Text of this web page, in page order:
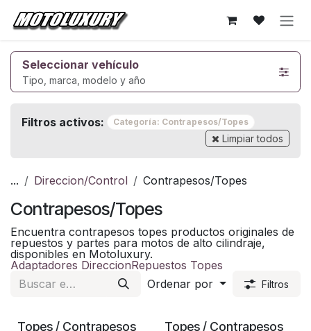
Ir al contenido
Seleccionar vehículo
Tipo, marca, modelo y año
Filtros activos: Categoría: Contrapesos/Topes
Limpiar todos
... Direccion/Control Contrapesos/Topes
Contrapesos/Topes
Encuentra contrapesos topes productos originales de
repuestos y partes para motos de alto cilindraje,
disponibles en Motoluxury.
Adaptadores DireccionRepuestos Topes
Ordenar por
Filtros
Topes / Contrapesos
Topes / Contrapesos